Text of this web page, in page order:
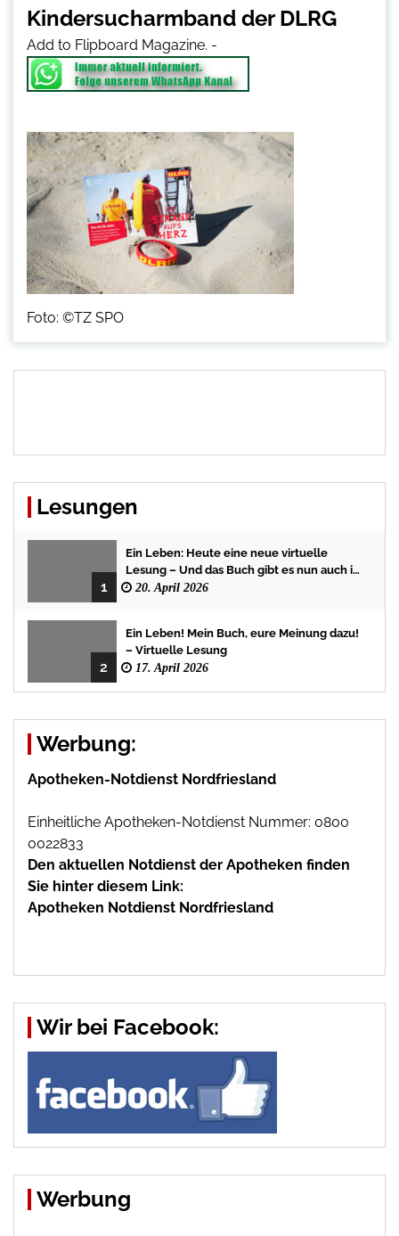
Kindersucharmband der DLRG
Add to Flipboard Magazine. -
Foto: ©TZ SPO
Lesungen
1
Ein Leben: Heute eine neue virtuelle
Lesung – Und das Buch gibt es nun auch in
der Bredstedter Stadtbuchhandlung
20. April 2026
2
Ein Leben! Mein Buch, eure Meinung dazu!
– Virtuelle Lesung
17. April 2026
Werbung:
Apotheken-Notdienst Nordfriesland
Einheitliche Apotheken-Notdienst Nummer: 0800
0022833
Den aktuellen Notdienst der Apotheken finden
Sie hinter diesem Link:
Apotheken Notdienst Nordfriesland
Wir bei Facebook:
Werbung